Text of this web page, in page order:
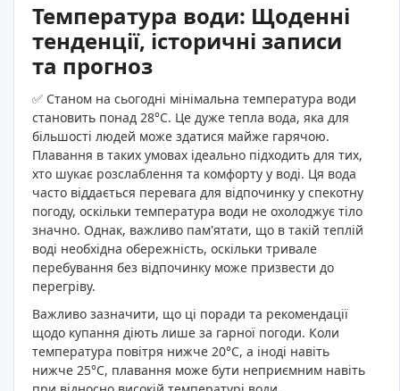
Температура води: Щоденні
тенденції, історичні записи
та прогноз
✅ Станом на сьогодні мінімальна температура води
становить понад 28°C. Це дуже тепла вода, яка для
більшості людей може здатися майже гарячою.
Плавання в таких умовах ідеально підходить для тих,
хто шукає розслаблення та комфорту у воді. Ця вода
часто віддається перевага для відпочинку у спекотну
погоду, оскільки температура води не охолоджує тіло
значно. Однак, важливо пам'ятати, що в такій теплій
воді необхідна обережність, оскільки тривале
перебування без відпочинку може призвести до
перегріву.
Важливо зазначити, що ці поради та рекомендації
щодо купання діють лише за гарної погоди. Коли
температура повітря нижче 20°C, а іноді навіть
нижче 25°C, плавання може бути неприємним навіть